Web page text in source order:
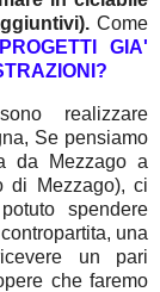
Come
GIA'
realizzare
Se pensiamo
da Mezzago a
di Mezzago), ci
spendere
una
un pari
che faremo